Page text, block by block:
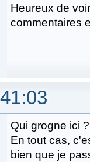
Heureux de
commentaires
Qui grogne ici
En tout cas,
bien que je